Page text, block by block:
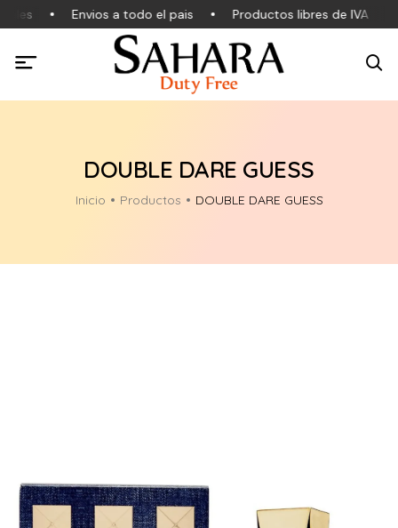
Envios a todo el pais Productos libres de IVA
DOUBLE DARE GUESS
Inicio Productos DOUBLE DARE GUESS